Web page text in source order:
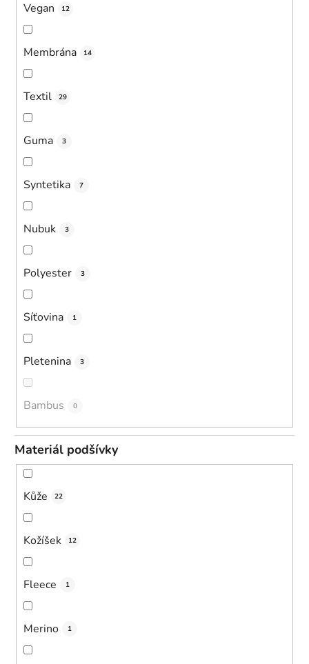
Vegan 12
Membrána 14
Textil 29
Guma 3
Syntetika 7
Nubuk 3
Polyester 3
Síťovina 1
Pletenina 3
Bambus 0
Materiál podšívky
Kůže 22
Kožíšek 12
Fleece 1
Merino 1